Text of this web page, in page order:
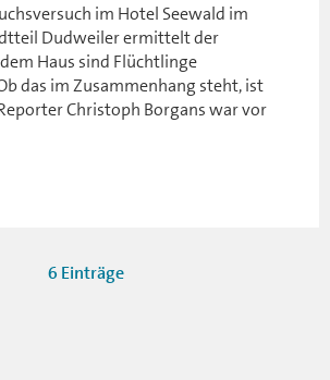
im Hotel Seewald im
Dudweiler ermittelt der
Haus sind Flüchtlinge
das im Zusammenhang steht, ist
Christoph Borgans war vor
6 Einträge